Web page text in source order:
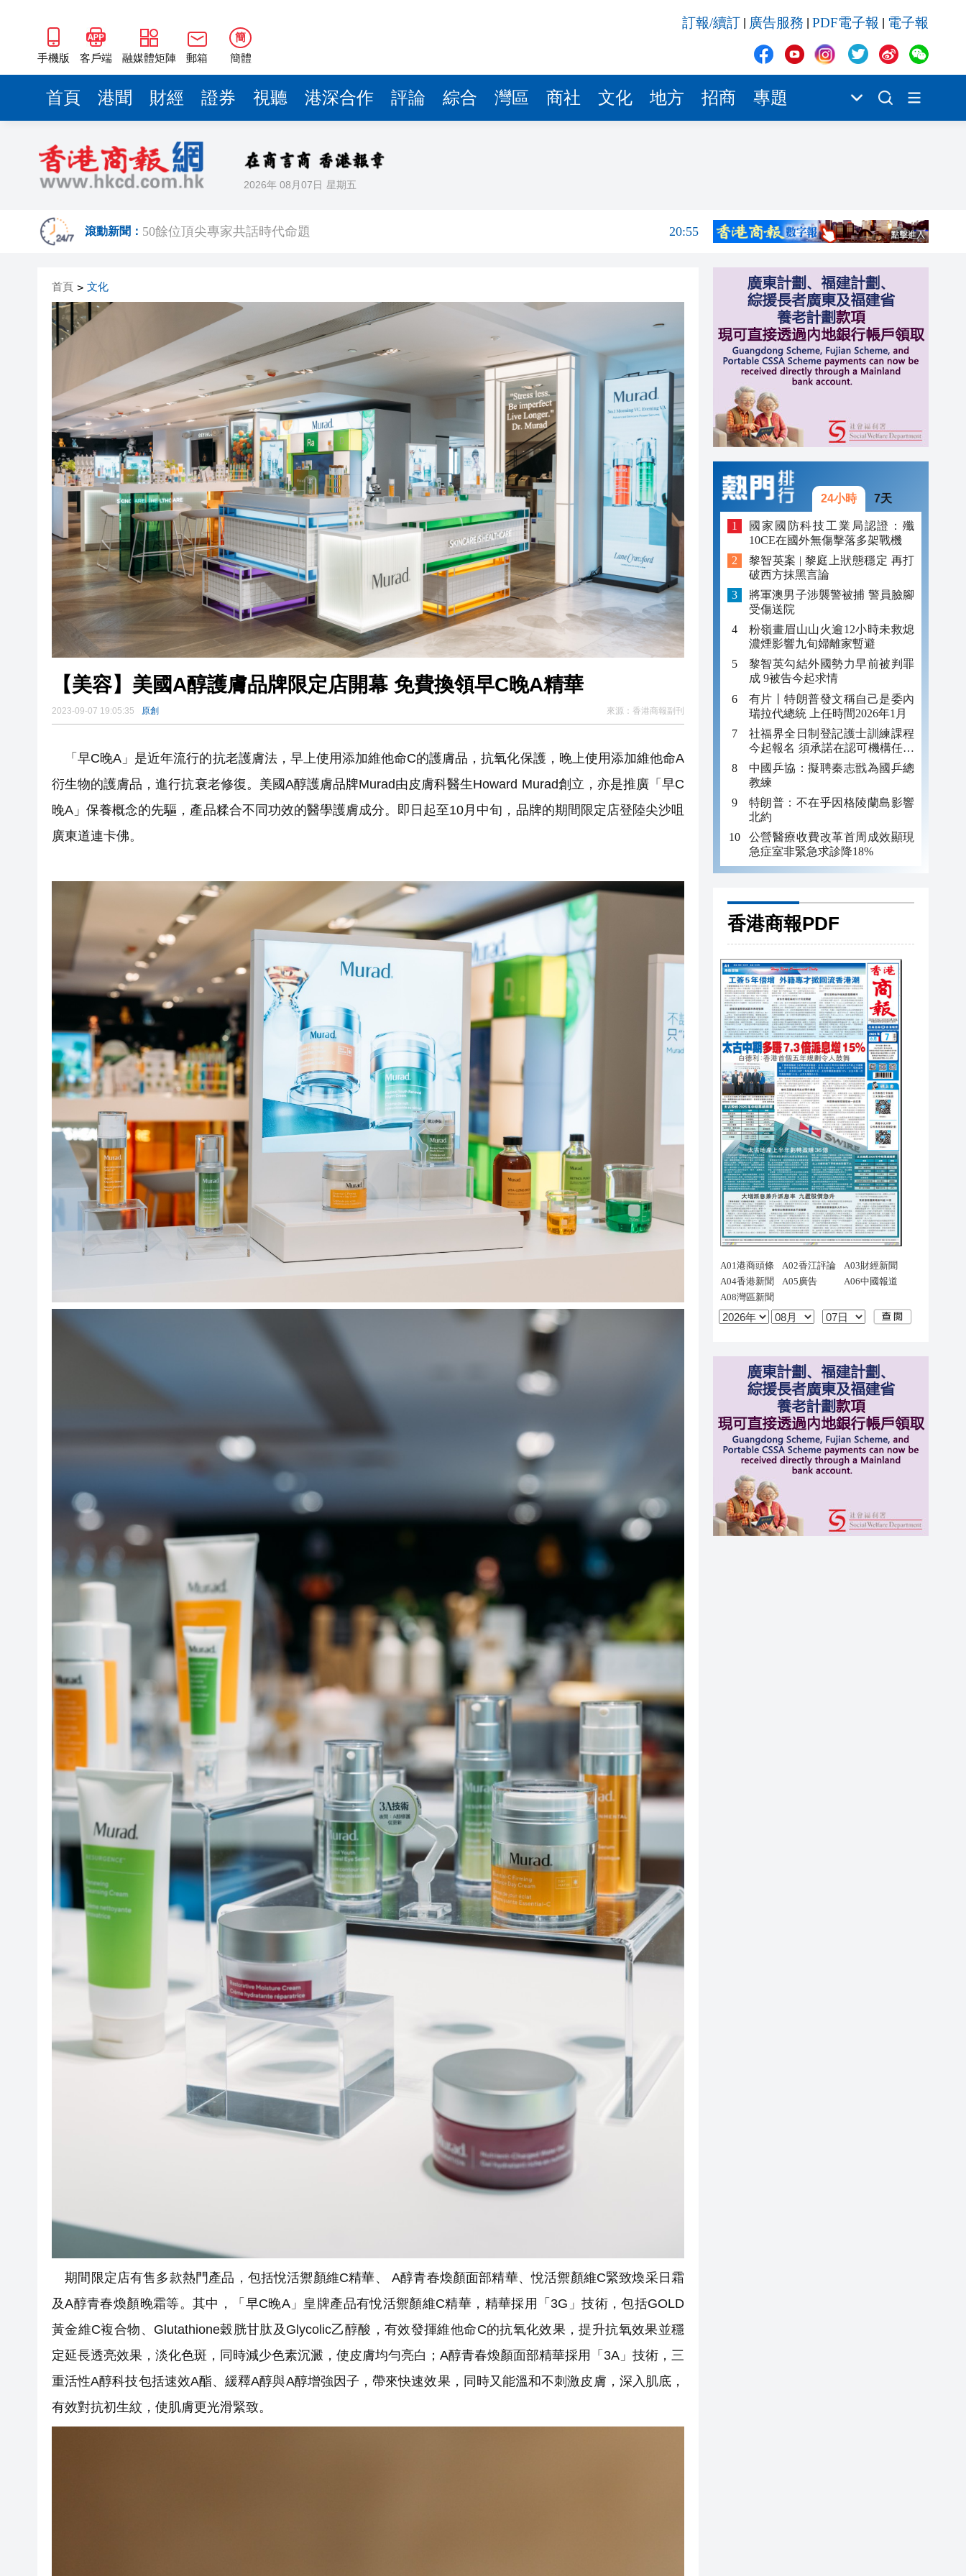
手機版 客戶端 融媒體矩陣 郵箱
簡
簡體
訂報/續訂 廣告服務 PDF電子報 電子報
首頁 港聞 財經 證券 視聽 港深合作 評論 綜合 灣區 商社 文化 地方 招商 專題
2026年 08月07日 星期五
滾動新聞：
海南澄邁文儒煥新升級 五組數據見證文儒沉香從傳統邁向現代
20:42
梁振英率港區全國政協委員考察團來瓊考察
2025年海南儋州以舊換新帶動消費約18億元
20:41
瀋陽鐵西校園閱讀活動解鎖閱讀新玩法
黎智英案｜吳良好：依法公正處理黎智英求情 罪證如山豈能妄想輕判
50餘位頂尖專家共話時代命題
20:55
2025年海南儋州以舊換新帶動消費約18億元
山東26戶省屬國企去年合計營收2.58萬億 利潤總額近936億
20:40
瀋陽鐵西校園閱讀活動解鎖閱讀新玩法 20:39
黎智英案｜吳良好：依法公正處理黎智英求情 罪證如山豈能妄想輕判
21:08
騰出更多時間專注做好宏福苑火災獨立委員會工作 李家超暫停3項公職委任
21:04
50餘位頂尖專家共話時代命題
20:55
海南澄邁文儒煥新升級 五組數據見證文儒沉香從傳統邁向現代
梁振英率港區全國政協委員考察團來瓊考察
20:42
2025年海南儋州以舊換新帶動消費約18億元
山東26戶省屬國企去年合計營收2.58萬億 利潤總額近936億
20:40
瀋陽鐵西校園閱讀活動解鎖閱讀新玩法
20:39
首頁 > 文化
【美容】美國A醇護膚品牌限定店開幕 免費換領早C晚A精華
2023-09-07 19:05:35 原創 來源： 香港商報副刊
「早C晚A」是近年流行的抗老護膚法，早上使用添加維他命C的護膚品，抗氧化保護，晚上使用添加維他命A
衍生物的護膚品，進行抗衰老修復。美國A醇護膚品牌Murad由皮膚科醫生Howard Murad創立，亦是推廣「早C
晚A」保養概念的先驅，產品糅合不同功效的醫學護膚成分。即日起至10月中旬，品牌的期間限定店登陸尖沙咀
廣東道連卡佛。
期間限定店有售多款熱門產品，包括悅活禦顏維C精華、 A醇青春煥顏面部精華、悅活禦顏維C緊致煥采日霜
及A醇青春煥顏晚霜等。其中，「早C晚A」皇牌產品有悅活禦顏維C精華，精華採用「3G」技術，包括GOLD
黃金維C複合物、Glutathione穀胱甘肽及Glycolic乙醇酸，有效發揮維他命C的抗氧化效果，提升抗氧效果並穩
定延長透亮效果，淡化色斑，同時減少色素沉澱，使皮膚均勻亮白；A醇青春煥顏面部精華採用「3A」技術，三
重活性A醇科技包括速效A酯、緩釋A醇與A醇增強因子，帶來快速效果，同時又能溫和不刺激皮膚，深入肌底，
有效對抗初生紋，使肌膚更光滑緊致。
24小時 7天
國家國防科技工業局認證：殲
10CE在國外無傷擊落多架戰機
黎智英案 | 黎庭上狀態穩定 再打
破西方抹黑言論
將軍澳男子涉襲警被捕 警員臉腳
受傷送院
粉嶺畫眉山山火逾12小時未救熄
濃煙影響九旬婦離家暫避
黎智英勾結外國勢力早前被判罪
成 9被告今起求情
有片丨特朗普發文稱自己是委內
瑞拉代總統 上任時間2026年1月
社福界全日制登記護士訓練課程
今起報名 須承諾在認可機構任職
至少三年
中國乒協：擬聘秦志戩為國乒總
教練
特朗普：不在乎因格陵蘭島影響
北約
公營醫療收費改革首周成效顯現
急症室非緊急求診降18%
香港商報PDF